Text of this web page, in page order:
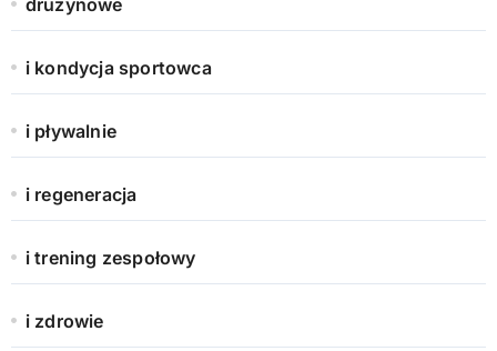
i kondycja sportowca
i pływalnie
i regeneracja
i trening zespołowy
i zdrowie